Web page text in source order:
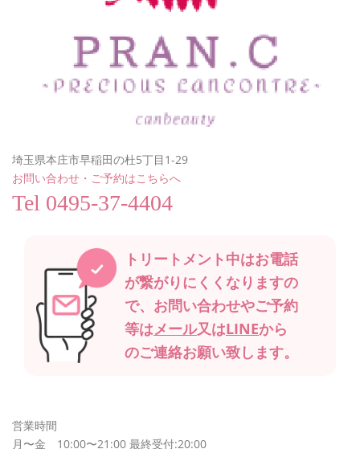
埼玉県本庄市早稲田の杜5丁目1-29
お問い合わせ・ご予約はこちらへ
Tel 0495-37-4404
トリートメント中はお電話
が繋がりにくくなりますの
で、 お問い合わせやご予約
等はメール又はLINEから
のご連絡お願い致します。
営業時間
月〜金 10:00〜21:00 最終受付:20:00